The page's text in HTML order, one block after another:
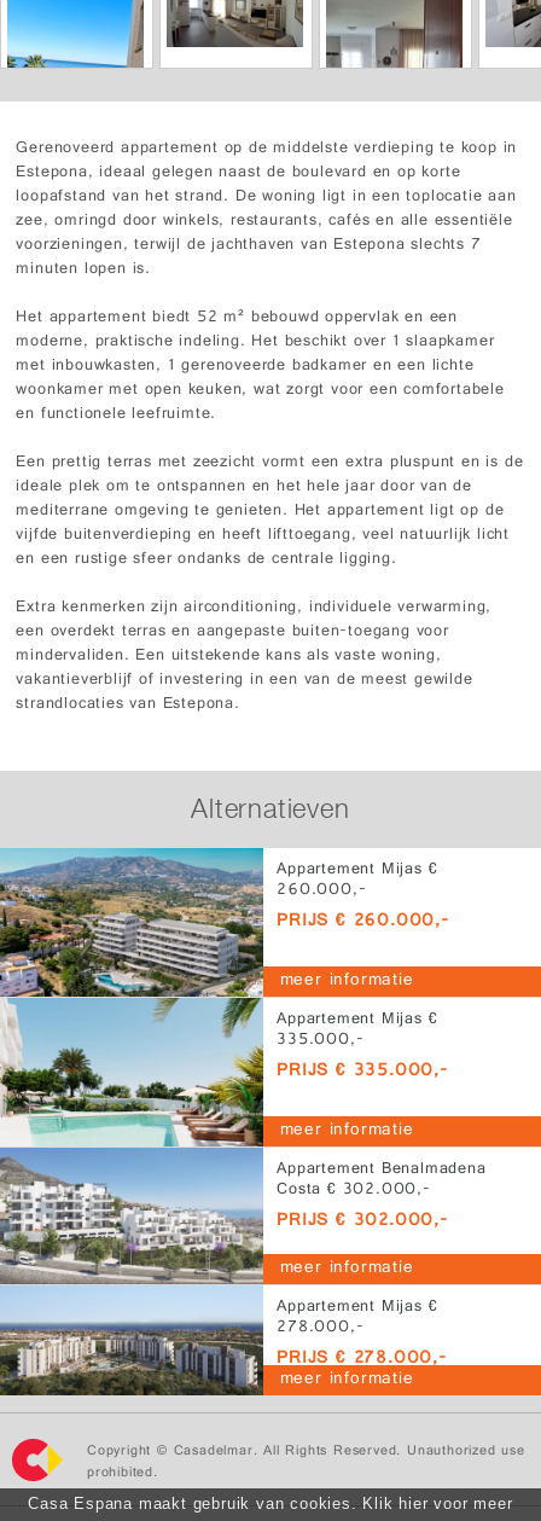
Gerenoveerd appartement op de middelste verdieping te koop in
Estepona, ideaal gelegen naast de boulevard en op korte
loopafstand van het strand. De woning ligt in een toplocatie aan
zee, omringd door winkels, restaurants, cafés en alle essentiële
voorzieningen, terwijl de jachthaven van Estepona slechts 7
minuten lopen is.
Het appartement biedt 52 m² bebouwd oppervlak en een
moderne, praktische indeling. Het beschikt over 1 slaapkamer
met inbouwkasten, 1 gerenoveerde badkamer en een lichte
woonkamer met open keuken, wat zorgt voor een comfortabele
en functionele leefruimte.
Een prettig terras met zeezicht vormt een extra pluspunt en is de
ideale plek om te ontspannen en het hele jaar door van de
mediterrane omgeving te genieten. Het appartement ligt op de
vijfde buitenverdieping en heeft lifttoegang, veel natuurlijk licht
en een rustige sfeer ondanks de centrale ligging.
Extra kenmerken zijn airconditioning, individuele verwarming,
een overdekt terras en aangepaste buiten-toegang voor
mindervaliden. Een uitstekende kans als vaste woning,
vakantieverblijf of investering in een van de meest gewilde
strandlocaties van Estepona.
Alternatieven
Appartement Mijas €
260.000,-
PRIJS € 260.000,-
meer informatie
Appartement Mijas €
335.000,-
PRIJS € 335.000,-
meer informatie
Appartement Benalmadena
Costa € 302.000,-
PRIJS € 302.000,-
meer informatie
Appartement Mijas €
278.000,-
PRIJS € 278.000,-
meer informatie
Copyright © Casadelmar. All Rights Reserved. Unauthorized use
prohibited.
Casa Espana maakt gebruik van cookies. Klik hier voor meer